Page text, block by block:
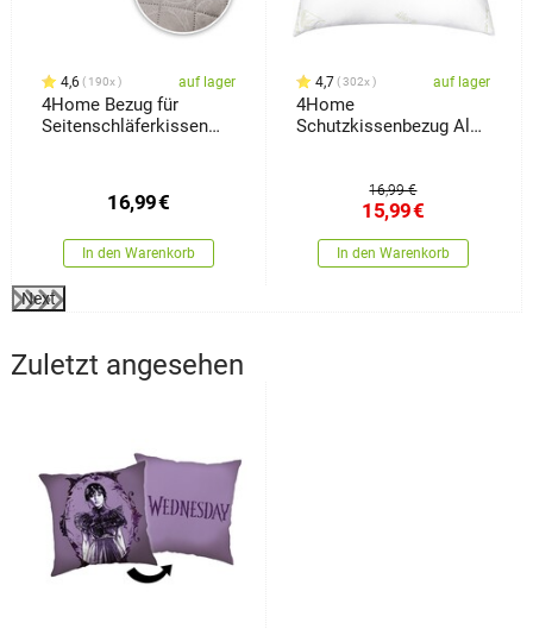
4,6 190x auf lager
4Home Bezug für
Seitenschläferkissen
16,99€
In den Warenkorb
4,7 302x auf lager
4Home
Schutzkissenbezug Aloe
16,99 €
15,99€
In den Warenkorb
Next
Zuletzt angesehen